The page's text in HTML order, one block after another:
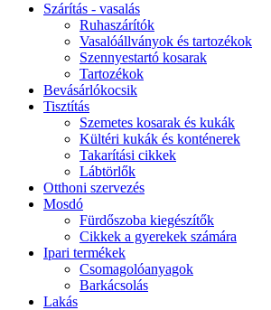
Szárítás - vasalás
Ruhaszárítók
Vasalóállványok és tartozékok
Szennyestartó kosarak
Tartozékok
Bevásárlókocsik
Tisztítás
Szemetes kosarak és kukák
Kültéri kukák és konténerek
Takarítási cikkek
Lábtörlők
Otthoni szervezés
Mosdó
Fürdőszoba kiegészítők
Cikkek a gyerekek számára
Ipari termékek
Csomagolóanyagok
Barkácsolás
Lakás